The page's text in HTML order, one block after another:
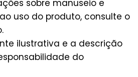
sobre manuseio e
uso do produto, consulte o
ilustrativa e a descrição
do